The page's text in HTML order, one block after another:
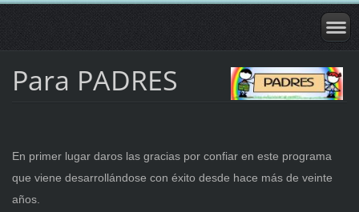
Para PADRES
En primer lugar daros las gracias por confiar en este programa
que viene desarrollándose con éxito desde hace más de veinte
años.